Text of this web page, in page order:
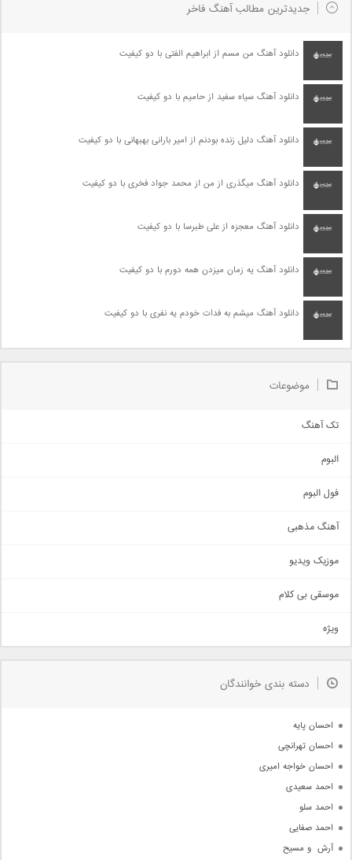
جدیدترین مطالب آهنگ فاخر
دانلود آهنگ من مسم از ابراهیم الفتی با دو کیفیت
دانلود آهنگ سیاه سفید از حامیم با دو کیفیت
دانلود آهنگ دلیل زنده بودنم از امیر بارانی بهبهانی با دو کیفیت
دانلود آهنگ میگذری از من از محمد جواد فخری با دو کیفیت
دانلود آهنگ معجزه از علی طبرسا با دو کیفیت
دانلود آهنگ یه زمان میزدن همه دورم با دو کیفیت
دانلود آهنگ میشم به فدات خودم یه نفری با دو کیفیت
موضوعات
تک آهنگ
اجتماعی
حماسی
سنتی
اهنگ بندرعباسی
دمو
مذهبی
جدیدترین ها
البوم
فول البوم
آهنگ مذهبی
موزیک ویدیو
موسقی بی کلام
ویژه
دسته بندی خوانندگان
احسان پایه
احسان تهرانچی
احسان خواجه امیری
احمد سعیدی
احمد سلو
احمد صفایی
آرش  و مسیح